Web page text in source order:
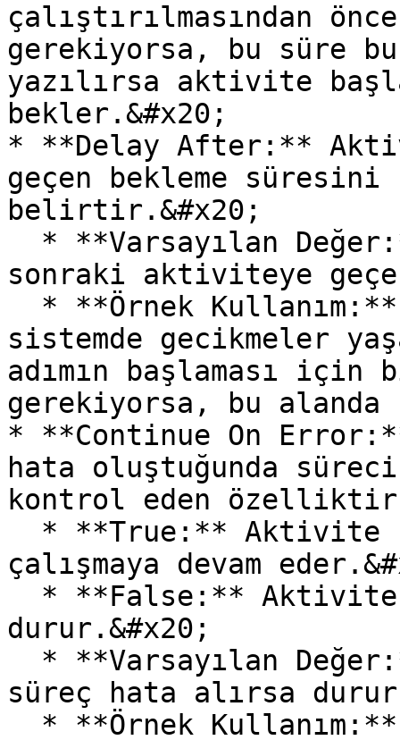
çalıştırılmasından
gerekiyorsa, bu süre
yazılırsa aktivite
bekler.&#x20;
* **Delay After:**
geçen bekleme
belirtir.&#x20;
sonraki aktiviteye
sistemde gecikmeler
adımın başlaması
gerekiyorsa, bu
* **Continue On
hata oluştuğunda
kontrol eden
çalışmaya devam
durur.&#x20;
süreç hata alırsa